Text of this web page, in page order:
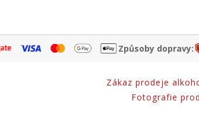
Způsoby dopravy:
Zákaz prodeje
Fotografie